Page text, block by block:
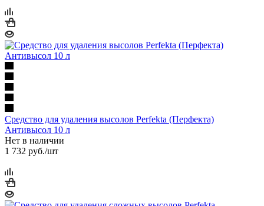
Средство для удаления высолов Perfekta (Перфекта)
Антивысол 10 л
Нет в наличии
1 732 руб./шт